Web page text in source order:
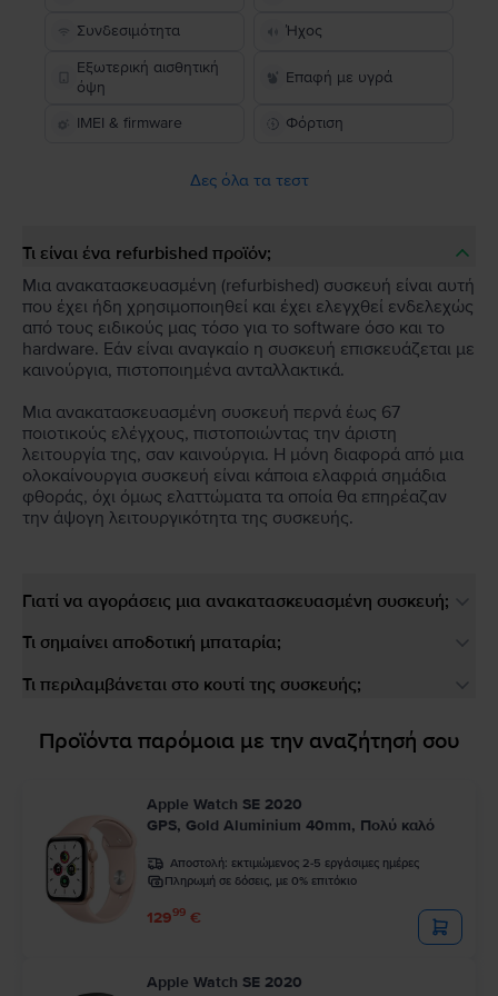
Συνδεσιμότητα
Ήχος
Εξωτερική αισθητική
όψη
Επαφή με υγρά
IMEI & firmware Φόρτιση
Δες όλα τα τεστ
Τι είναι ένα refurbished προϊόν;
Μια ανακατασκευασμένη (refurbished) συσκευή είναι αυτή
που έχει ήδη χρησιμοποιηθεί και έχει ελεγχθεί ενδελεχώς
από τους ειδικούς μας τόσο για το software όσο και το
hardware. Εάν είναι αναγκαίο η συσκευή επισκευάζεται με
καινούργια, πιστοποιημένα ανταλλακτικά.
Μια ανακατασκευασμένη συσκευή περνά έως 67
ποιοτικούς ελέγχους, πιστοποιώντας την άριστη
λειτουργία της, σαν καινούργια. Η μόνη διαφορά από μια
ολοκαίνουργια συσκευή είναι κάποια ελαφριά σημάδια
φθοράς, όχι όμως ελαττώματα τα οποία θα επηρέαζαν
την άψογη λειτουργικότητα της συσκευής.
Γιατί να αγοράσεις μια ανακατασκευασμένη συσκευή;
Τι σημαίνει αποδοτική μπαταρία;
Τι περιλαμβάνεται στο κουτί της συσκευής;
Προϊόντα παρόμοια με την αναζήτησή σου
Apple Watch SE 2020
GPS, Gold Aluminium 40mm, Πολύ καλό
Αποστολή: εκτιμώμενος 2-5 εργάσιμες ημέρες
Πληρωμή σε δόσεις, με 0% επιτόκιο
12999 €
Apple Watch SE 2020